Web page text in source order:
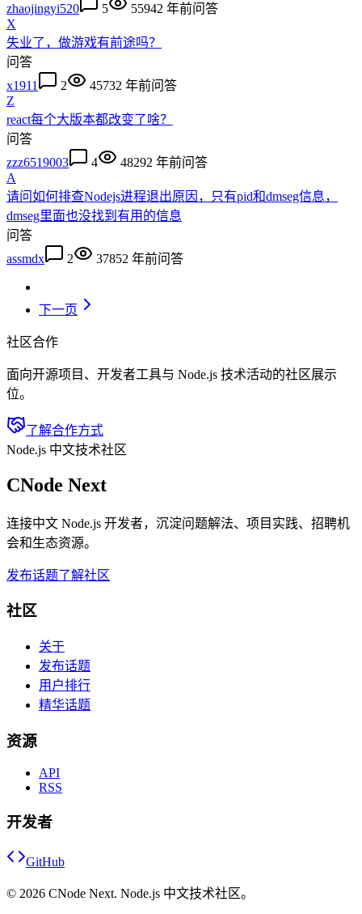
zhaojingyi520
5 55942 年前问答
X
失业了，做游戏有前途吗？
问答
x1911
2 45732 年前问答
Z
react每个大版本都改变了啥？
问答
zzz6519003
4 48292 年前问答
A
请问如何排查Nodejs进程退出原因，只有pid和dmseg信息，
dmseg里面也没找到有用的信息
问答
assmdx
2 37852 年前问答
下一页
社区合作
面向开源项目、开发者工具与 Node.js 技术活动的社区展示
位。
了解合作方式
Node.js 中文技术社区
CNode Next
连接中文 Node.js 开发者，沉淀问题解法、项目实践、招聘机
会和生态资源。
发布话题了解社区
社区
关于
发布话题
用户排行
精华话题
资源
API
RSS
开发者
GitHub
© 2026 CNode Next. Node.js 中文技术社区。